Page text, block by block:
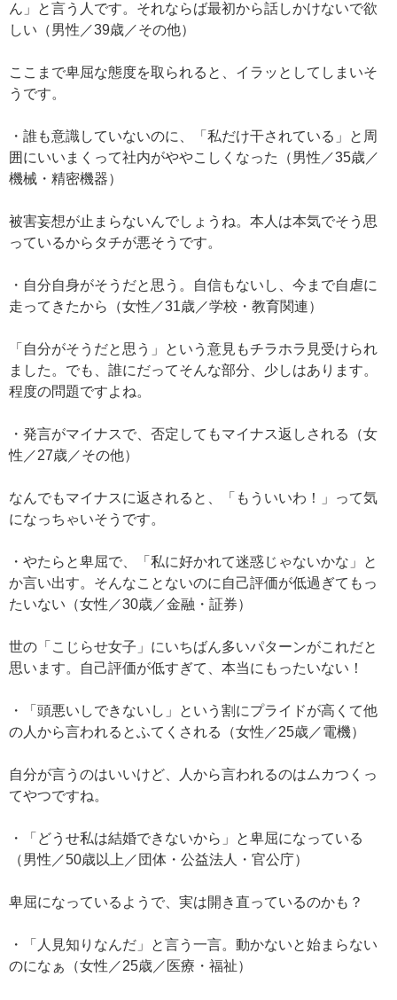
ん」と言う人です。それならば最初から話しかけないで欲
しい（男性／39歳／その他）
ここまで卑屈な態度を取られると、イラッとしてしまいそ
うです。
・誰も意識していないのに、「私だけ干されている」と周
囲にいいまくって社内がややこしくなった（男性／35歳／
機械・精密機器）
被害妄想が止まらないんでしょうね。本人は本気でそう思
っているからタチが悪そうです。
・自分自身がそうだと思う。自信もないし、今まで自虐に
走ってきたから（女性／31歳／学校・教育関連）
「自分がそうだと思う」という意見もチラホラ見受けられ
ました。でも、誰にだってそんな部分、少しはあります。
程度の問題ですよね。
・発言がマイナスで、否定してもマイナス返しされる（女
性／27歳／その他）
なんでもマイナスに返されると、「もういいわ！」って気
になっちゃいそうです。
・やたらと卑屈で、「私に好かれて迷惑じゃないかな」と
か言い出す。そんなことないのに自己評価が低過ぎてもっ
たいない（女性／30歳／金融・証券）
世の「こじらせ女子」にいちばん多いパターンがこれだと
思います。自己評価が低すぎて、本当にもったいない！
・「頭悪いしできないし」という割にプライドが高くて他
の人から言われるとふてくされる（女性／25歳／電機）
自分が言うのはいいけど、人から言われるのはムカつくっ
てやつですね。
・「どうせ私は結婚できないから」と卑屈になっている
（男性／50歳以上／団体・公益法人・官公庁）
卑屈になっているようで、実は開き直っているのかも？
・「人見知りなんだ」と言う一言。動かないと始まらない
のになぁ（女性／25歳／医療・福祉）